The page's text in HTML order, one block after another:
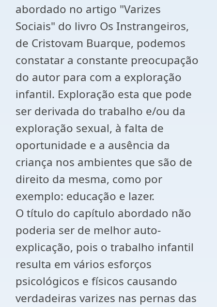
abordado no artigo "Varizes
Sociais" do livro Os Instrangeiros,
de Cristovam Buarque, podemos
constatar a constante preocupação
do autor para com a exploração
infantil. Exploração esta que pode
ser derivada do trabalho e/ou da
exploração sexual, à falta de
oportunidade e a ausência da
criança nos ambientes que são de
direito da mesma, como por
exemplo: educação e lazer.
O título do capítulo abordado não
poderia ser de melhor auto-
explicação, pois o trabalho infantil
resulta em vários esforços
psicológicos e físicos causando
verdadeiras varizes nas pernas das